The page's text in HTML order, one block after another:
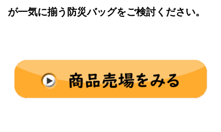
が一気に揃う防災バッグをご検討ください。